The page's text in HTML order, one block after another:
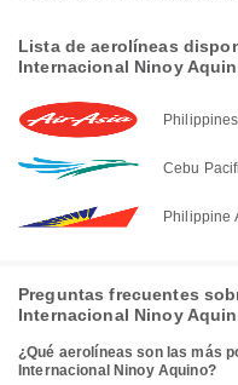
Lista de aerolíneas
Internacional Ninoy
Cebu
Philippine
Preguntas frecuentes
Internacional Ninoy
¿Qué aerolíneas son las más
Internacional Ninoy Aquino?